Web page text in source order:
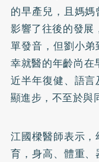
的早產兒，且媽
影響了往後的發展
單發音，但劉小
幸就醫的年齡尚
近半年復健、語
顯進步，不至於與
江國樑醫師表示
育，身高、體重